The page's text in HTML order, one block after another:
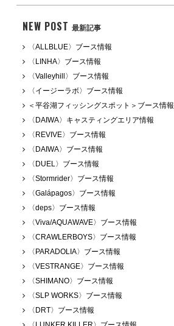
NEW POST 最新記事
〈ALLBLUE〉ブース情報
〈LINHA〉ブース情報
〈Valleyhill〉ブース情報
〈イージーラボ〉ブース情報
＜平谷湖フィッシングスポット＞ブース情報
〈DAIWA〉キャスティングエリア情報
〈REVIVE〉ブース情報
〈DAIWA〉ブース情報
〈DUEL〉ブース情報
〈Stormrider〉ブース情報
〈Galápagos〉ブース情報
〈deps〉ブース情報
〈Viva/AQUAWAVE〉ブース情報
〈CRAWLERBOYS〉ブース情報
〈PARADOLIA〉ブース情報
〈VESTRANGE〉ブース情報
〈SHIMANO〉ブース情報
〈SLP WORKS〉ブース情報
〈DRT〉ブース情報